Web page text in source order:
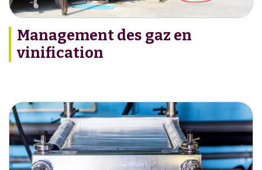
Management des gaz en
vinification